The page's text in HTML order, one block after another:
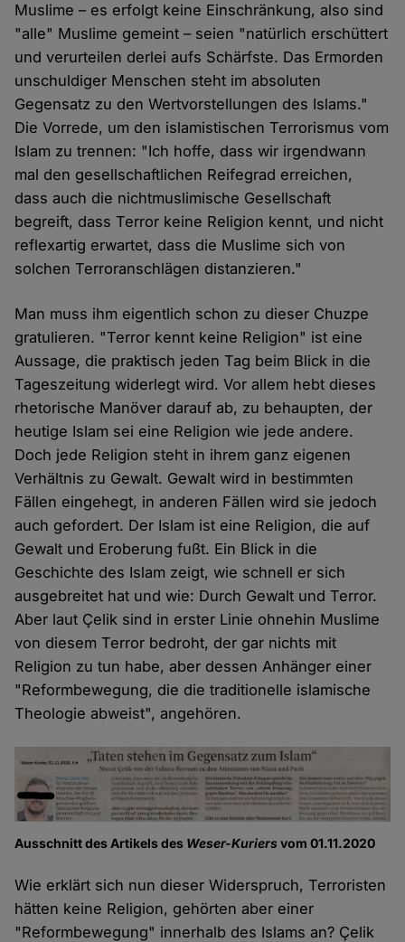
Muslime – es erfolgt keine Einschränkung, also sind
"alle" Muslime gemeint – seien "natürlich erschüttert
und verurteilen derlei aufs Schärfste. Das Ermorden
unschuldiger Menschen steht im absoluten
Gegensatz zu den Wertvorstellungen des Islams."
Die Vorrede, um den islamistischen Terrorismus vom
Islam zu trennen: "Ich hoffe, dass wir irgendwann
mal den gesellschaftlichen Reifegrad erreichen,
dass auch die nichtmuslimische Gesellschaft
begreift, dass Terror keine Religion kennt, und nicht
reflexartig erwartet, dass die Muslime sich von
solchen Terroranschlägen distanzieren."
Man muss ihm eigentlich schon zu dieser Chuzpe
gratulieren. "Terror kennt keine Religion" ist eine
Aussage, die praktisch jeden Tag beim Blick in die
Tageszeitung widerlegt wird. Vor allem hebt dieses
rhetorische Manöver darauf ab, zu behaupten, der
heutige Islam sei eine Religion wie jede andere.
Doch jede Religion steht in ihrem ganz eigenen
Verhältnis zu Gewalt. Gewalt wird in bestimmten
Fällen eingehegt, in anderen Fällen wird sie jedoch
auch gefordert. Der Islam ist eine Religion, die auf
Gewalt und Eroberung fußt. Ein Blick in die
Geschichte des Islam zeigt, wie schnell er sich
ausgebreitet hat und wie: Durch Gewalt und Terror.
Aber laut Çelik sind in erster Linie ohnehin Muslime
von diesem Terror bedroht, der gar nichts mit
Religion zu tun habe, aber dessen Anhänger einer
"Reformbewegung, die die traditionelle islamische
Theologie abweist", angehören.
Ausschnitt des Artikels des Weser-Kuriers vom 01.11.2020
Wie erklärt sich nun dieser Widerspruch, Terroristen
hätten keine Religion, gehörten aber einer
"Reformbewegung" innerhalb des Islams an? Çelik